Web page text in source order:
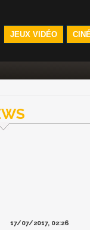
JEUX VIDÉO
17/07/2017, 02:26